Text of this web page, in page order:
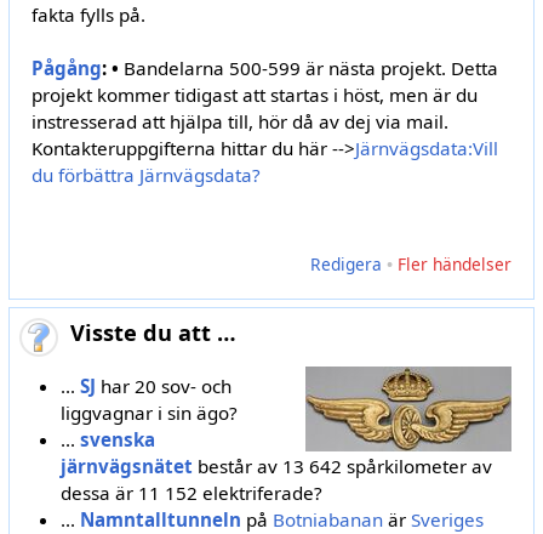
fakta fylls på.
Pågång: • Bandelarna 500-599 är nästa projekt. Detta
projekt kommer tidigast att startas i höst, men är du
instresserad att hjälpa till, hör då av dej via mail.
Kontakteruppgifterna hittar du här -->Järnvägsdata:Vill
du förbättra Järnvägsdata?
Redigera • Fler händelser
Visste du att …
... SJ har 20 sov- och
liggvagnar i sin ägo?
...svenska
järnvägsnätet består av 13 642 spårkilometer av
dessa är 11 152 elektriferade?
... Namntalltunneln på Botniabanan ärSveriges